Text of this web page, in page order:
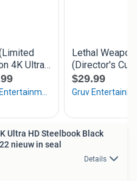
Ultra HD Steelbook Black
nieuw in seal
Details